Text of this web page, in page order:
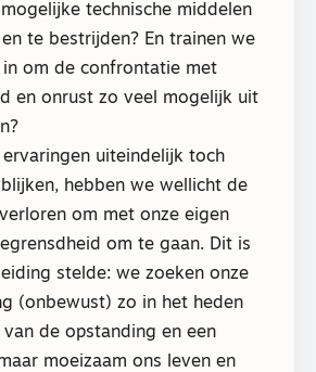
technische middelen
te bestrijden? En trainen we
om de confrontatie met
en onrust zo veel mogelijk uit
ervaringen uiteindelijk toch
hebben we wellicht de
om met onze eigen
om te gaan. Dit is
stelde: we zoeken onze
(onbewust) zo in het heden
de opstanding en een
moeizaam ons leven en